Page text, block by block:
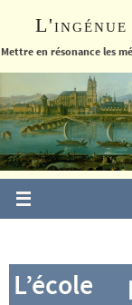
le
Mettre en résonance les